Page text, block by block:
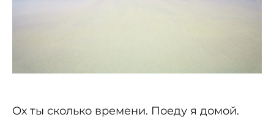
Ох ты сколько времени. Поеду я домой.